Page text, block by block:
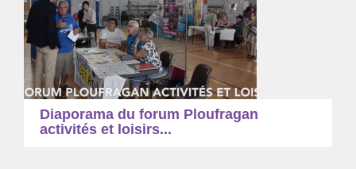
Diaporama du forum Ploufragan
activités et loisirs...